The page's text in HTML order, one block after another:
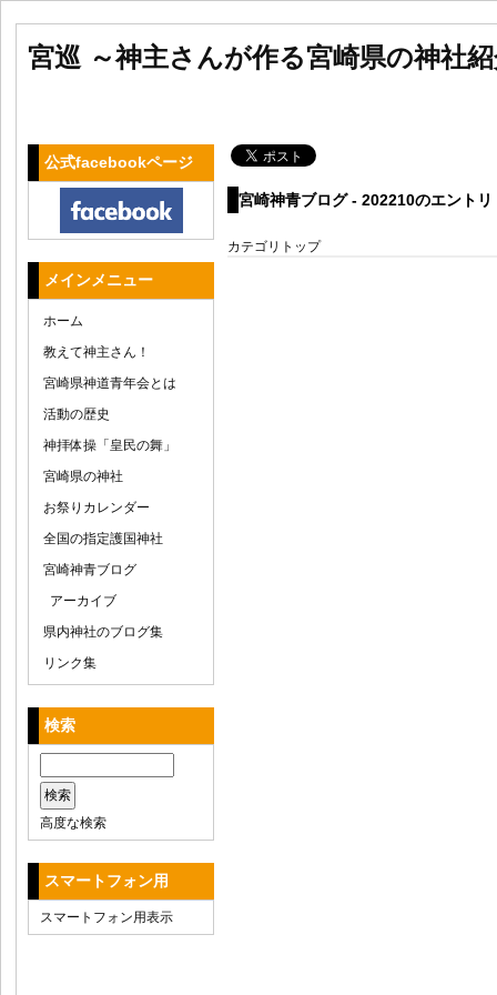
宮巡 ～神主さんが作る宮崎県の神社
宮崎神青ブログ - 202210のエントリ
カテゴリトップ
公式facebookページ
メインメニュー
ホーム
教えて神主さん！
宮崎県神道青年会とは
活動の歴史
神拝体操「皇民の舞」
宮崎県の神社
お祭りカレンダー
全国の指定護国神社
宮崎神青ブログ
アーカイブ
県内神社のブログ集
リンク集
検索
高度な検索
スマートフォン用
スマートフォン用表示